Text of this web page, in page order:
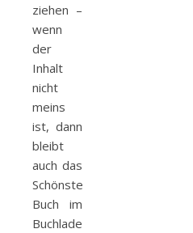
ziehen –
wenn
der
Inhalt
nicht
meins
ist, dann
bleibt
auch das
Schönste
Buch im
Buchladen